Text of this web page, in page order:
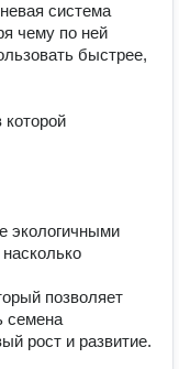
система
чему по ней
быстрее,
экологичными
позволяет
семена